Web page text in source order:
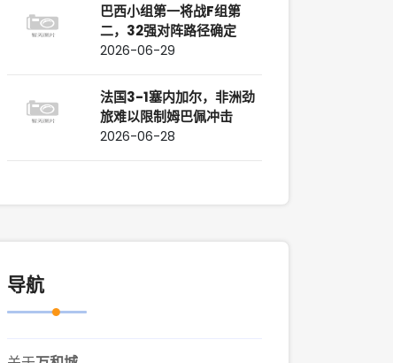
巴西小组第一将战F组第
二，32强对阵路径确定
2026-06-29
法国3-1塞内加尔，非洲劲
旅难以限制姆巴佩冲击
2026-06-28
导航